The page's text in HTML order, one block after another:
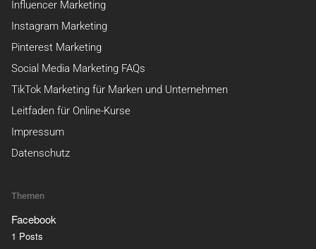
Influencer Marketing
Instagram Marketing
Pinterest Marketing
Social Media Marketing FAQs
TikTok Marketing für Marken und Unternehmen
Leitfaden für Online-Kurse
Impressum
Datenschutz
Themen
Facebook
1 Posts